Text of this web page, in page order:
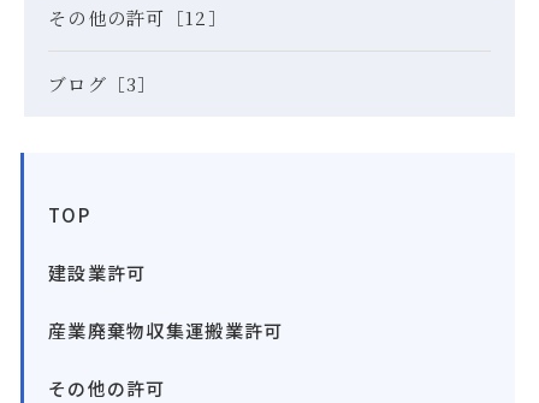
その他の許可［12］
ブログ［3］
TOP
建設業許可
産業廃棄物収集運搬業許可
その他の許可